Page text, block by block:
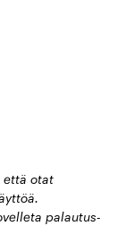
että otat
palautus-